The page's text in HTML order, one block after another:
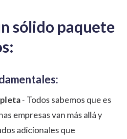
sólido paquete
- Todos sabemos que es
empresas van más allá y
adicionales que